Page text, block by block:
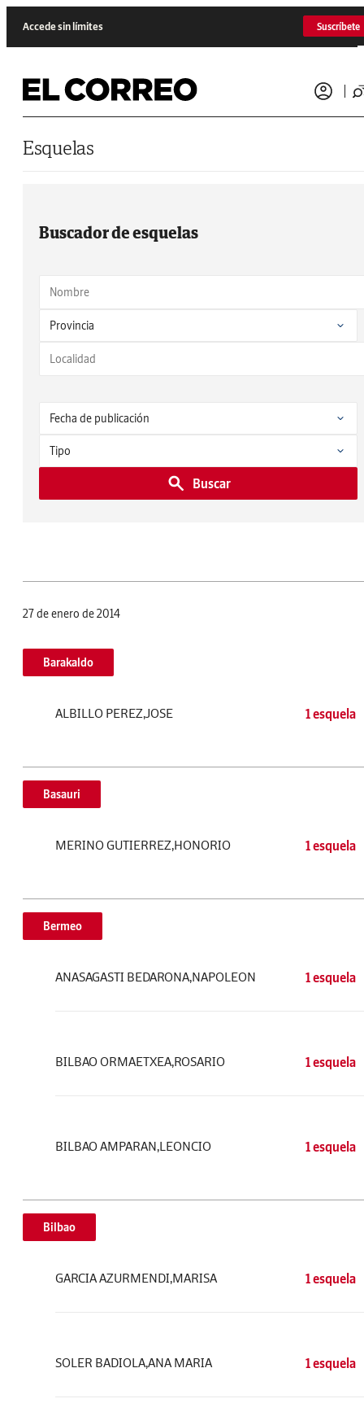
Accede sin límites Suscríbete
Esquelas
Buscador de esquelas
Buscar
27 de enero de 2014
Barakaldo
ALBILLO PEREZ,JOSE 1 esquela
Basauri
MERINO GUTIERREZ,HONORIO 1 esquela
Bermeo
ANASAGASTI BEDARONA,NAPOLEON 1 esquela
BILBAO ORMAETXEA,ROSARIO 1 esquela
BILBAO AMPARAN,LEONCIO 1 esquela
Bilbao
GARCIA AZURMENDI,MARISA 1 esquela
SOLER BADIOLA,ANA MARIA 1 esquela